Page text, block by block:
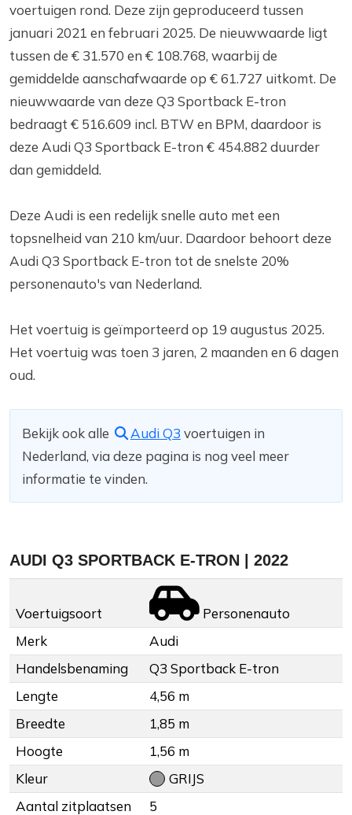
voertuigen rond. Deze zijn geproduceerd tussen
januari 2021 en februari 2025. De nieuwwaarde ligt
tussen de € 31.570 en € 108.768, waarbij de
gemiddelde aanschafwaarde op € 61.727 uitkomt. De
nieuwwaarde van deze Q3 Sportback E-tron
bedraagt € 516.609 incl. BTW en BPM, daardoor is
deze Audi Q3 Sportback E-tron € 454.882 duurder
dan gemiddeld.
Deze Audi is een redelijk snelle auto met een
topsnelheid van 210 km/uur. Daardoor behoort deze
Audi Q3 Sportback E-tron tot de snelste 20%
personenauto's van Nederland.
Het voertuig is geïmporteerd op 19 augustus 2025.
Het voertuig was toen 3 jaren, 2 maanden en 6 dagen
oud.
Bekijk ook alle Audi Q3 voertuigen in
Nederland, via deze pagina is nog veel meer
informatie te vinden.
AUDI Q3 SPORTBACK E-TRON | 2022
Voertuigsoort
Personenauto
Merk
Audi
Handelsbenaming
Q3 Sportback E-tron
Lengte
4,56 m
Breedte
1,85 m
Hoogte
1,56 m
Kleur
GRIJS
Aantal zitplaatsen
5